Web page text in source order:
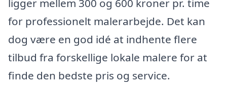
ligger mellem 300 og 600 kroner pr. time
for professionelt malerarbejde. Det kan
dog være en god idé at indhente flere
tilbud fra forskellige lokale malere for at
finde den bedste pris og service.